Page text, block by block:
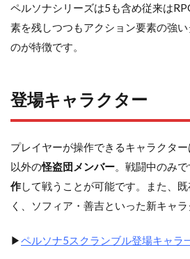
ペルソナシリーズは5も含め従来は
素を残しつつもアクション要素の強
のが特徴です。
登場キャラクター
プレイヤーが操作できるキャラクター
以外の怪盗団メンバー 。戦闘中のみ
作して戦うことが可能です。また、
く、ソフィア・善吉といった新キャラ
▶ペルソナ5スクランブル登場キャラ